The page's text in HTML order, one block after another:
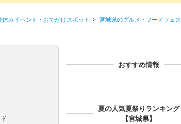
休みイベント・おでかけスポット
宮城県のグルメ・フードフェス
おすすめ情報
夏の人気夏祭りランキング
【宮城県】